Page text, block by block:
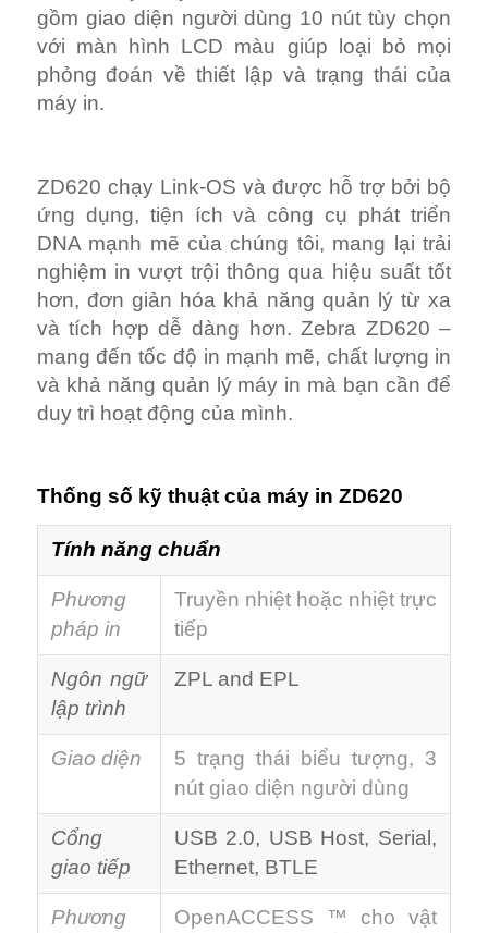
gồm giao diện người dùng 10 nút tùy chọn
với màn hình LCD màu giúp loại bỏ mọi
phỏng đoán về thiết lập và trạng thái của
máy in.
ZD620 chạy Link-OS và được hỗ trợ bởi bộ
ứng dụng, tiện ích và công cụ phát triển
DNA mạnh mẽ của chúng tôi, mang lại trải
nghiệm in vượt trội thông qua hiệu suất tốt
hơn, đơn giản hóa khả năng quản lý từ xa
và tích hợp dễ dàng hơn. Zebra ZD620 –
mang đến tốc độ in mạnh mẽ, chất lượng in
và khả năng quản lý máy in mà bạn cần để
duy trì hoạt động của mình.
Thống số kỹ thuật của máy in ZD620
Tính năng chuẩn
Phương
pháp in
Truyền nhiệt hoặc nhiệt trực
tiếp
Ngôn ngữ
lập trình
ZPL and EPL
Giao diện
5 trạng thái biểu tượng, 3
nút giao diện người dùng
Cổng
giao tiếp
USB 2.0, USB Host, Serial,
Ethernet, BTLE
Phương
OpenACCESS ™ cho vật